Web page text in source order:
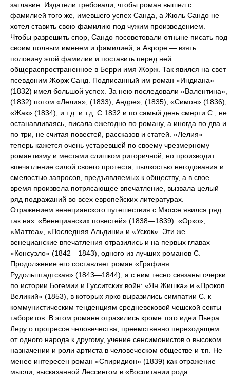
заглавие. Издатели требовали, чтобы роман вышел с
фамилией того же, имевшего успех Санда, а Жюль Сандо не
хотел ставить свою фамилию под чужим произведением.
Чтобы разрешить спор, Сандо посоветовали отныне писать под
своим полным именем и фамилией, а Авроре — взять
половину этой фамилии и поставить перед ней
общераспространенное в Берри имя Жорж. Так явился на свет
псевдоним Жорж Санд. Подписанный им роман «Индиана»
(1832) имел большой успех. За нею последовали «Валентина»,
(1832) потом «Лелия», (1833), Андре», (1835), «Симон» (1836),
«Жак» (1834), и т.д. и т.д. С 1832 и по самый день смерти С., не
останавливаясь, писала ежегодно по роману, а иногда по два и
по три, не считая повестей, рассказов и статей. «Лелия»
теперь кажется очень устаревшей по своему чрезмерному
романтизму и местами слишком риторичной, но производит
впечатление силой своего протеста, пылкостью негодования и
смелостью запросов, предъявляемых к обществу, а в свое
время произвела потрясающее впечатление, вызвала целый
ряд подражаний во всех европейских литературах.
Отражением венецианского путешествия с Мюссе явился ряд
так наз. «Венецианских повестей» (1838—1839): «Орко»,
«Маттеа», «Последняя Альдини» и «Ускок». Эти же
венецианские впечатления отразились и на первых главах
«Консуэло» (1842—1843), одного из лучших романов С.
Продолжение его составляет роман «Графиня
Рудольштадтская» (1843—1844), а с ним тесно связаны очерки
по истории Богемии и Гусситских войн: «Ян Жишка» и «Прокоп
Великий» (1853), в которых ярко выразились симпатии С. к
коммунистическим тенденциям средневековой чешской секты
таборитов. В этом романе отразились кроме того идеи Пьера
Леру о прогрессе человечества, преемственно переходящем
от одного народа к другому, учение сенсимонистов о высоком
назначении и роли артиста в человеческом обществе и т.п. Не
менее интересен роман «Спиридион» (1839) как отражение
мысли, высказанной Лессингом в «Воспитании рода